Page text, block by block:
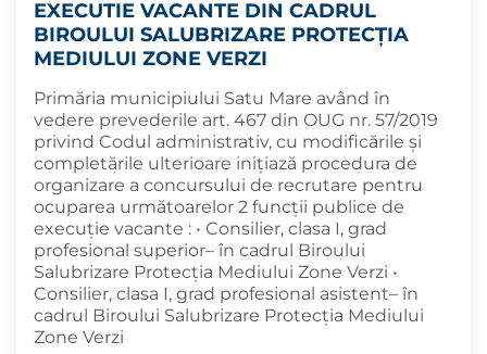
EXECUTIE VACANTE DIN CADRUL
BIROULUI SALUBRIZARE PROTECȚIA
MEDIULUI ZONE VERZI
Primăria municipiului Satu Mare având în
vedere prevederile art. 467 din OUG nr. 57/2019
privind Codul administrativ, cu modificările și
completările ulterioare iniţiază procedura de
organizare a concursului de recrutare pentru
ocuparea următoarelor 2 funcții publice de
execuție vacante : • Consilier, clasa I, grad
profesional superior– în cadrul Biroului
Salubrizare Protecția Mediului Zone Verzi •
Consilier, clasa I, grad profesional asistent– în
cadrul Biroului Salubrizare Protecția Mediului
Zone Verzi